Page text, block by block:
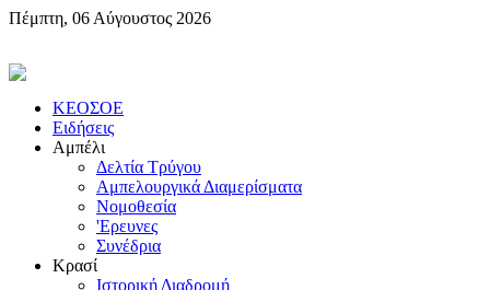
Πέμπτη, 06 Αύγουστος 2026
KEOΣOE
Ειδήσεις
Αμπέλι
Δελτία Τρύγου
Αμπελουργικά Διαμερίσματα
Nομοθεσία
'Eρευνες
Συνέδρια
Κρασί
Iστορική Διαδρομή